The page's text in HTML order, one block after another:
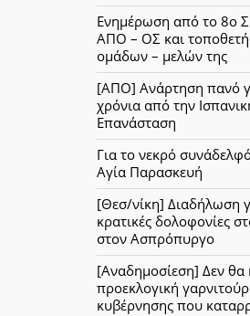
Ενημέρωση από το 8ο
ΑΠΟ – ΟΣ και
ομάδων – μελών της
[ΑΠΟ] Ανάρτηση πανό
χρόνια από την
Επανάσταση
Για το νεκρό
Αγία Παρασκευή
[Θεσ/νίκη] Διαδήλωση
κρατικές δολοφονίες
στον Ασπρόπυργο
[Αναδημοσίεση] Δεν θα
προεκλογική
κυβέρνησης που